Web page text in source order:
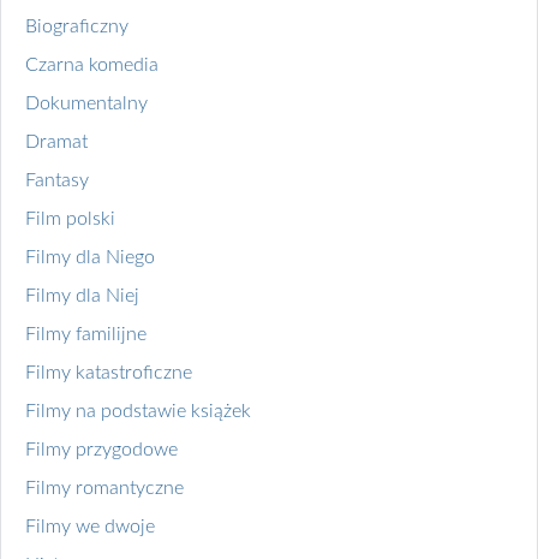
Biograficzny
Czarna komedia
Dokumentalny
Dramat
Fantasy
Film polski
Filmy dla Niego
Filmy dla Niej
Filmy familijne
Filmy katastroficzne
Filmy na podstawie książek
Filmy przygodowe
Filmy romantyczne
Filmy we dwoje